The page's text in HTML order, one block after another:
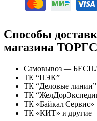
Способы
магазина
Самовывоз —
ТК “ПЭК”
ТК “Деловые линии”
ТК
ТК «Байкал Сервис»
ТК «КИТ» и другие